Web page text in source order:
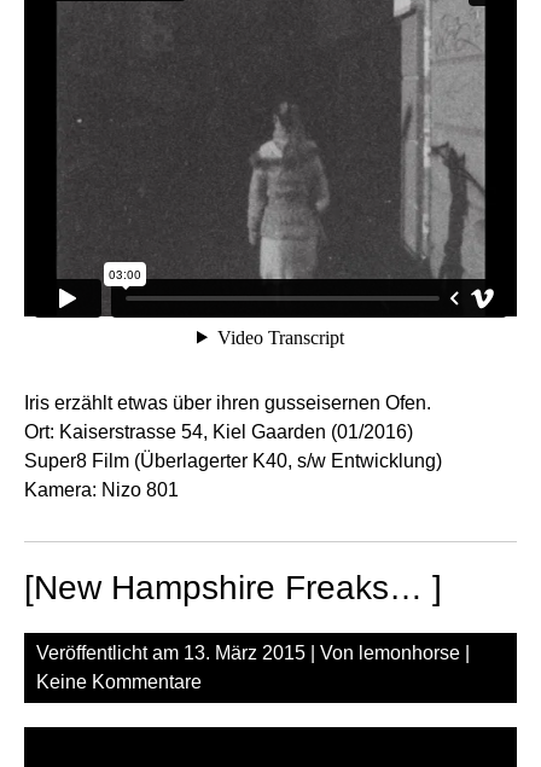
Iris erzählt etwas über ihren gusseisernen Ofen.
Ort: Kaiserstrasse 54, Kiel Gaarden (01/2016)
Super8 Film (Überlagerter K40, s/w Entwicklung)
Kamera: Nizo 801
[New Hampshire Freaks… ]
Veröffentlicht am 13. März 2015 | Von lemonhorse
Keine Kommentare